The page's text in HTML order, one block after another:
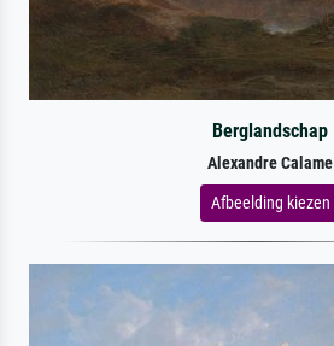
Berglandschap
Alexandre Calame
Afbeelding kiezen